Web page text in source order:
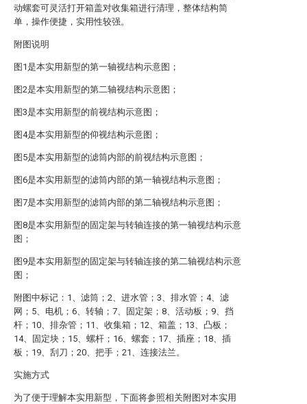
动螺套可灵活打开箱盖对收集箱进行清理，整体结构简
单，操作便捷，实用性较强。
附图说明
图1是本实用新型的第一轴视结构示意图；
图2是本实用新型的第二轴视结构示意图；
图3是本实用新型的前视结构示意图；
图4是本实用新型的仰视结构示意图；
图5是本实用新型的滤筒内部的前视结构示意图；
图6是本实用新型的滤筒内部的第一轴视结构示意图；
图7是本实用新型的滤筒内部的第二轴视结构示意图；
图8是本实用新型的固定架与转轴连接的第一轴视结构示意
图；
图9是本实用新型的固定架与转轴连接的第二轴视结构示意
图；
附图中标记：1、滤筒；2、进水管；3、排水管；4、滤
网；5、电机；6、转轴；7、固定架；8、活动板；9、挡
杆；10、排杂管；11、收集箱；12、箱盖；13、凸板；
14、固定块；15、螺杆；16、螺套；17、插座；18、插
板；19、刮刀；20、把手；21、连接法兰。
实施方式
为了便于理解本实用新型，下面将参照相关附图对本实用